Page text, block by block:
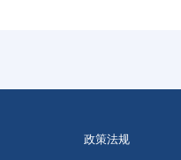
政策法规